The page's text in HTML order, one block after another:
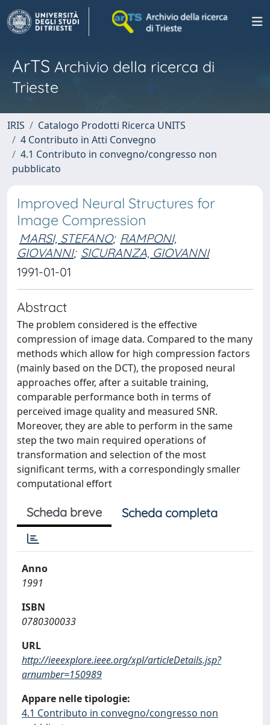
ArTS Archivio della ricerca di
Trieste
IRIS
Catalogo Prodotti Ricerca UNITS
4 Contributo in Atti Convegno
4.1 Contributo in convegno/congresso non
pubblicato
Improved Neural Structures for
Image Compression
MARSI, STEFANO; RAMPONI,
GIOVANNI; SICURANZA, GIOVANNI
1991-01-01
Abstract
The problem considered is the effective
compression of image data. Compared to the many
methods which allow for high compression factors
(mainly based on the DCT), the proposed neural
approaches offer, after a suitable training,
comparable performance both in terms of
perceived image quality and measured SNR.
Moreover, they are able to perform in the same
step the two main required operations of
transformation and selection of the most
significant terms, with a correspondingly smaller
computational effort
Scheda breve Scheda completa
Anno
1991
ISBN
0780300033
URL
http://ieeexplore.ieee.org/xpl/articleDetails.jsp?
arnumber=150989
Appare nelle tipologie:
4.1 Contributo in convegno/congresso non